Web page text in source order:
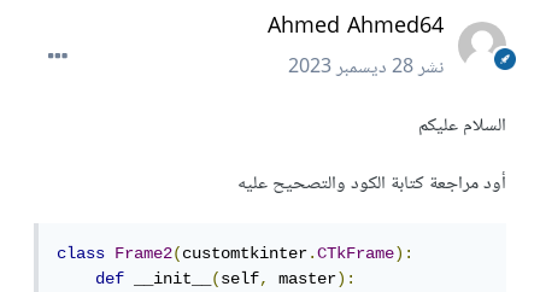
Ahmed Ahmed64
نشر28 ديسمبر 2023
السلام عليكم
أود مراجعة كتابة الكود والتصحيح عليه
class Frame2(customtkinter.CTkFrame):
def
__init__(self, master):